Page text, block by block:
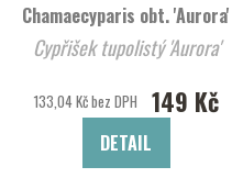
Chamaecyparis obt. 'Aurora'
Cypřišek tupolistý 'Aurora'
133,04 Kč bez DPH 149 Kč
DETAIL